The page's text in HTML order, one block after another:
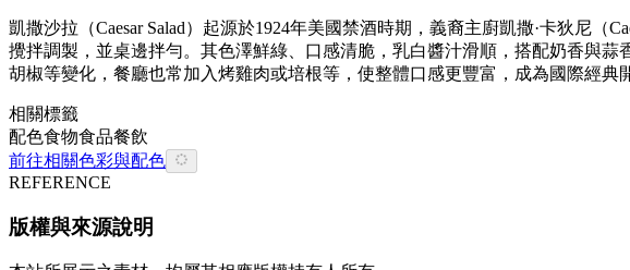
凱撒沙拉（Caesar Salad）起源於1924年美國禁酒時期，義裔主廚凱撒·卡狄尼
攪拌調製，並桌邊拌勻。其色澤鮮綠、口感清脆，乳白醬汁滑順，搭配奶香與
胡椒等變化，餐廳也常加入烤雞肉或培根等，使整體口感更豐富，成為國際經典
相關標籤
配色食物食品餐飲
前往相關色彩與配色
REFERENCE
版權與來源說明